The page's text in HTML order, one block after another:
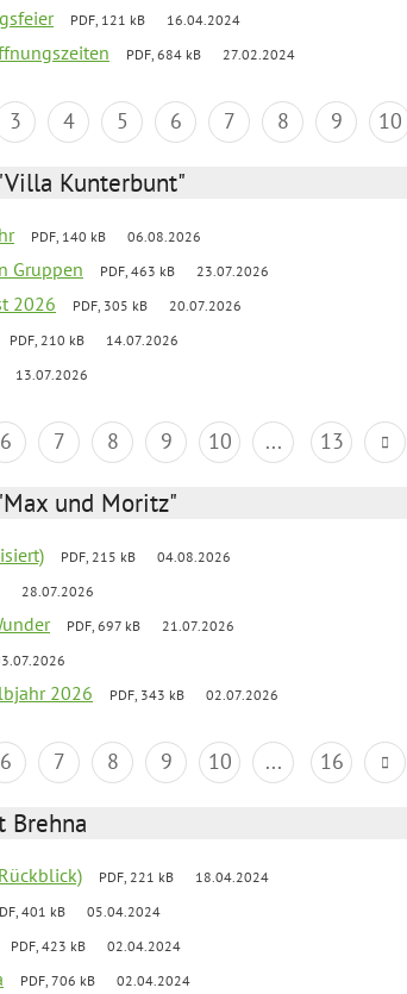
PDF, 121 kB 16.04.2024
PDF, 684 kB 27.02.2024
3 4 5 6 7 8 9 10
Kunterbunt"
PDF, 140 kB 06.08.2026
Gruppen PDF, 463 kB 23.07.2026
2026 PDF, 305 kB 20.07.2026
PDF, 210 kB 14.07.2026
13.07.2026
6 7 8 9 10 ... 13
und Moritz"
PDF, 215 kB 04.08.2026
28.07.2026
PDF, 697 kB 21.07.2026
2026 PDF, 343 kB 02.07.2026
6 7 8 9 10 ... 16
Brehna
PDF, 221 kB 18.04.2024
401 kB 05.04.2024
PDF, 423 kB 02.04.2024
PDF, 706 kB 02.04.2024